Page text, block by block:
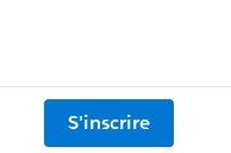
S'inscrire